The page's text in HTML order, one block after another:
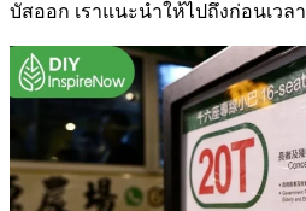
บัสออก เราแนะนำให้ไปถึงก่อนเวล